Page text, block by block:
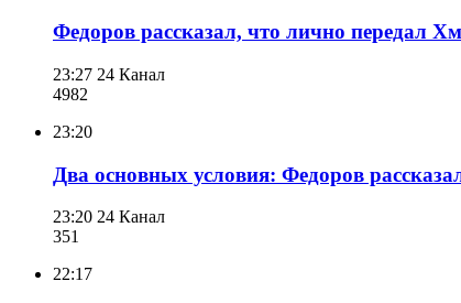
Федоров рассказал, что лично передал
23:27 24 Канал
4982
23:20
Два основных условия: Федоров
23:20 24 Канал
351
22:17